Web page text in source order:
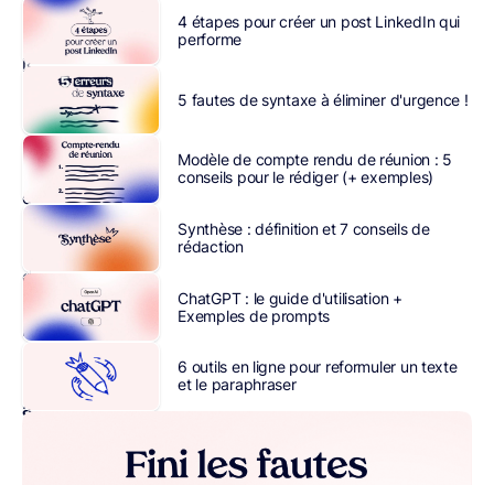
entreprise
américaine
leader
dans
l’envoi
de
campagnes
d’emailing,
avec
de
millions
d’utilisateurs
à
4 étapes pour créer un post LinkedIn qui
performe
5 fautes de syntaxe à éliminer d'urgence !
Modèle de compte rendu de réunion : 5
conseils pour le rédiger (+ exemples)
Synthèse : définition et 7 conseils de
rédaction
ChatGPT : le guide d'utilisation +
Exemples de prompts
6 outils en ligne pour reformuler un texte
et le paraphraser